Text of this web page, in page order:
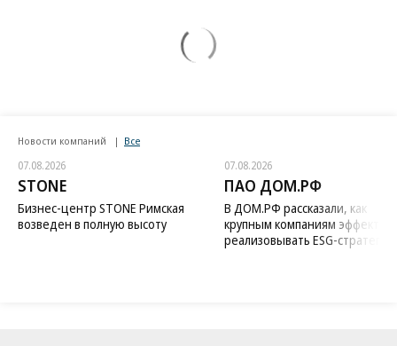
Новости компаний Все
07.08.2026
STONE
Бизнес-центр STONE Римская
возведен в полную высоту
07.08.2026
ПАО ДОМ.РФ
В ДОМ.РФ рассказали, как
крупным компаниям
реализовывать ESG-стратегию